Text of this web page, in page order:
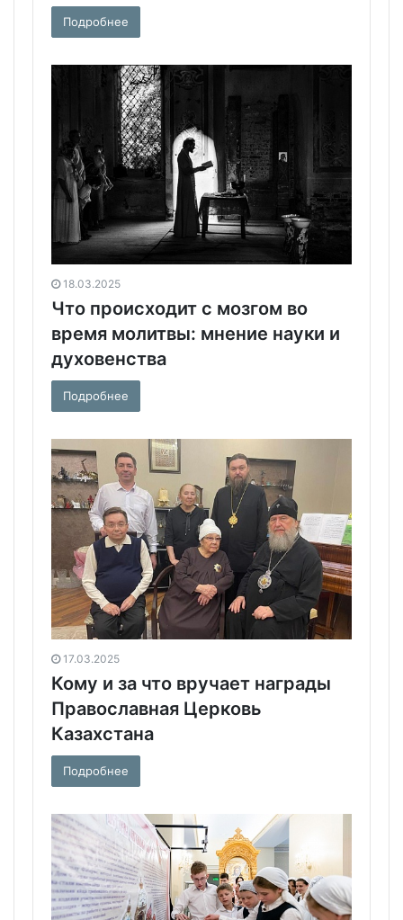
Подробнее
18.03.2025
Что происходит с мозгом во
время молитвы: мнение науки и
духовенства
Подробнее
17.03.2025
Кому и за что вручает награды
Православная Церковь
Казахстана
Подробнее